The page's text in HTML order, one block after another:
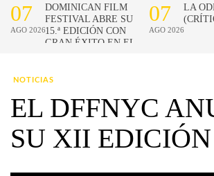
NOTICIAS
EL DFFNYC
SU XII EDICIÓN